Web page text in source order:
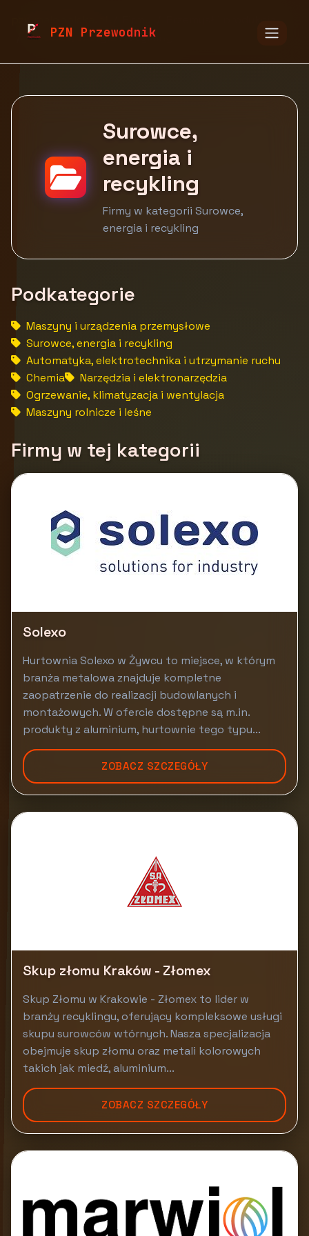
PZN Przewodnik
Surowce, energia i recykling
Surowce,
energia i
recykling
Firmy w kategorii Surowce,
energia i recykling
Podkategorie
Maszyny i urządzenia przemysłowe
Surowce, energia i recykling
Automatyka, elektrotechnika i utrzymanie ruchu
Chemia
Narzędzia i elektronarzędzia
Ogrzewanie, klimatyzacja i wentylacja
Maszyny rolnicze i leśne
Firmy w tej kategorii
Solexo
Hurtownia Solexo w Żywcu to miejsce, w którym
branża metalowa znajduje kompletne
zaopatrzenie do realizacji budowlanych i
montażowych. W ofercie dostępne są m.in.
produkty z aluminium, hurtownie tego typu...
ZOBACZ SZCZEGÓŁY
Skup złomu Kraków - Złomex
Skup Złomu w Krakowie - Złomex to lider w
branży recyklingu, oferujący kompleksowe usługi
skupu surowców wtórnych. Nasza specjalizacja
obejmuje skup złomu oraz metali kolorowych
takich jak miedź, aluminium...
ZOBACZ SZCZEGÓŁY